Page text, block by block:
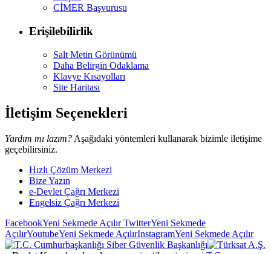
CİMER Başvurusu
Erişilebilirlik
Salt Metin Görünümü
Daha Belirgin Odaklama
Klavye Kısayolları
Site Haritası
İletişim Seçenekleri
Yardım mı lazım? Aşağıdaki yöntemleri kullanarak bizimle iletişime
geçebilirsiniz.
Hızlı Çözüm Merkezi
Bize Yazın
e-Devlet Çağrı Merkezi
Engelsiz Çağrı Merkezi
FacebookYeni Sekmede AçılırTwitterYeni Sekmede
AçılırYoutubeYeni Sekmede AçılırInstagramYeni Sekmede Açılır